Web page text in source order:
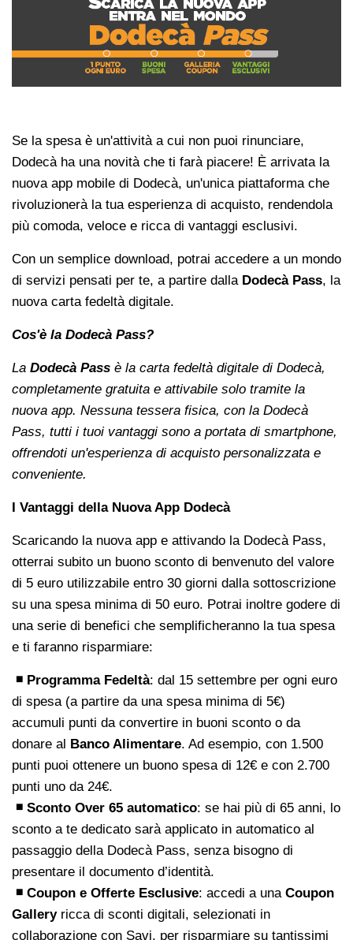
Se la spesa è un'attività a cui non puoi rinunciare,
Dodecà ha una novità che ti farà piacere! È arrivata la
nuova app mobile di Dodecà, un'unica piattaforma che
rivoluzionerà la tua esperienza di acquisto, rendendola
più comoda, veloce e ricca di vantaggi esclusivi.
Con un semplice download, potrai accedere a un mondo
di servizi pensati per te, a partire dalla Dodecà Pass, la
nuova carta fedeltà digitale.
Cos'è la Dodecà Pass?
La Dodecà Pass è la carta fedeltà digitale di Dodecà,
completamente gratuita e attivabile solo tramite la
nuova app. Nessuna tessera fisica, con la Dodecà
Pass, tutti i tuoi vantaggi sono a portata di smartphone,
offrendoti un'esperienza di acquisto personalizzata e
conveniente.
I Vantaggi della Nuova App Dodecà
Scaricando la nuova app e attivando la Dodecà Pass,
otterrai subito un buono sconto di benvenuto del valore
di 5 euro utilizzabile entro 30 giorni dalla sottoscrizione
su una spesa minima di 50 euro. Potrai inoltre godere di
una serie di benefici che semplificheranno la tua spesa
e ti faranno risparmiare:
◾ Programma Fedeltà: dal 15 settembre per ogni euro
di spesa (a partire da una spesa minima di 5€)
accumuli punti da convertire in buoni sconto o da
donare al Banco Alimentare. Ad esempio, con 1.500
punti puoi ottenere un buono spesa di 12€ e con 2.700
punti uno da 24€.
◾ Sconto Over 65 automatico: se hai più di 65 anni, lo
sconto a te dedicato sarà applicato in automatico al
passaggio della Dodecà Pass, senza bisogno di
presentare il documento d’identità.
◾ Coupon e Offerte Esclusive: accedi a una Coupon
Galleryricca di sconti digitali, selezionati in
collaborazione con Savi, per risparmiare su tantissimi